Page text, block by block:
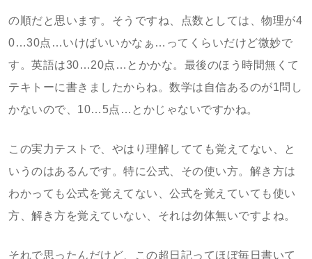
の順だと思います。そうですね、点数としては、物理が4
0…30点…いけばいいかなぁ…ってくらいだけど微妙で
す。英語は30…20点…とかかな。最後のほう時間無くて
テキトーに書きましたからね。数学は自信あるのが1問し
かないので、10…5点…とかじゃないですかね。
この実力テストで、やはり理解してても覚えてない、と
いうのはあるんです。特に公式、その使い方。解き方は
わかっても公式を覚えてない、公式を覚えていても使い
方、解き方を覚えていない、それは勿体無いですよね。
それで思ったんだけど、この超日記ってほぼ毎日書いて